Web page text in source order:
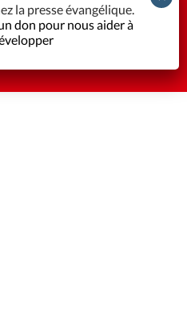
la presse évangélique.
don pour nous aider à